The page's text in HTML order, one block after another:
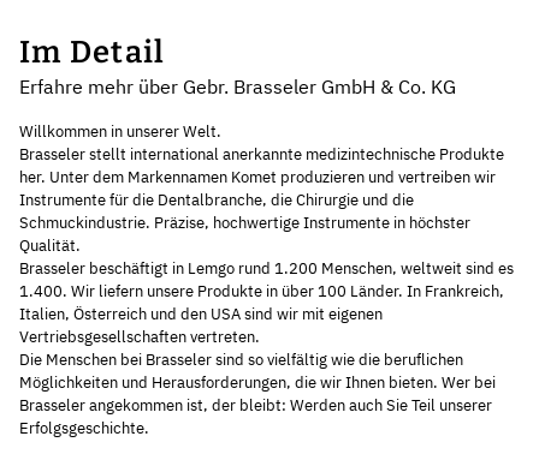
Im Detail
Erfahre mehr über Gebr. Brasseler GmbH & Co. KG
Willkommen in unserer Welt.
Brasseler stellt international anerkannte medizintechnische Produkte
her. Unter dem Markennamen Komet produzieren und vertreiben wir
Instrumente für die Dentalbranche, die Chirurgie und die
Schmuckindustrie. Präzise, hochwertige Instrumente in höchster
Qualität.
Brasseler beschäftigt in Lemgo rund 1.200 Menschen, weltweit sind es
1.400. Wir liefern unsere Produkte in über 100 Länder. In Frankreich,
Italien, Österreich und den USA sind wir mit eigenen
Vertriebsgesellschaften vertreten.
Die Menschen bei Brasseler sind so vielfältig wie die beruflichen
Möglichkeiten und Herausforderungen, die wir Ihnen bieten. Wer bei
Brasseler angekommen ist, der bleibt: Werden auch Sie Teil unserer
Erfolgsgeschichte.